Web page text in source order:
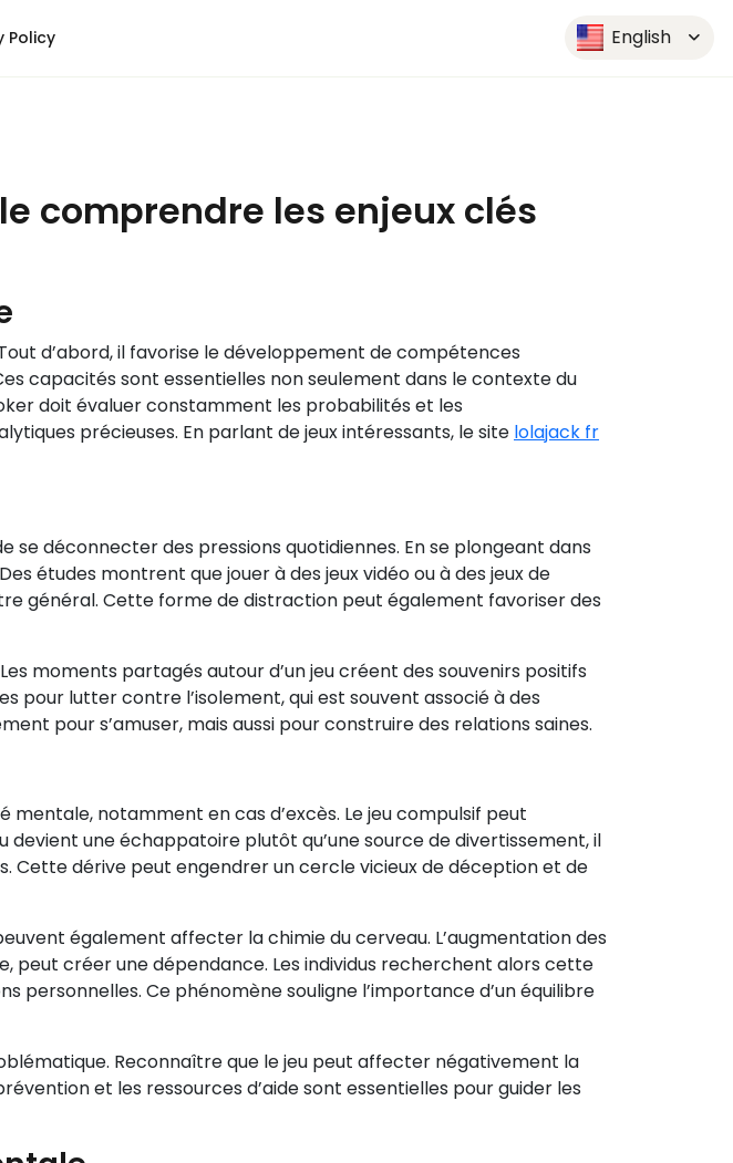
Policy English
comprendre les enjeux clés
d’abord, il favorise le développement de compétences
capacités sont essentielles non seulement dans le contexte du
doit évaluer constamment les probabilités et les
précieuses. En parlant de jeux intéressants, le site lolajack fr
se déconnecter des pressions quotidiennes. En se plongeant dans
études montrent que jouer à des jeux vidéo ou à des jeux de
général. Cette forme de distraction peut également favoriser des
moments partagés autour d’un jeu créent des souvenirs positifs
pour lutter contre l’isolement, qui est souvent associé à des
pour s’amuser, mais aussi pour construire des relations saines.
notamment en cas d’excès. Le jeu compulsif peut
devient une échappatoire plutôt qu’une source de divertissement, il
Cette dérive peut engendrer un cercle vicieux de déception et de
également affecter la chimie du cerveau. L’augmentation des
peut créer une dépendance. Les individus recherchent alors cette
Ce phénomène souligne l’importance d’un équilibre
Reconnaître que le jeu peut affecter négativement la
et les ressources d’aide sont essentielles pour guider les